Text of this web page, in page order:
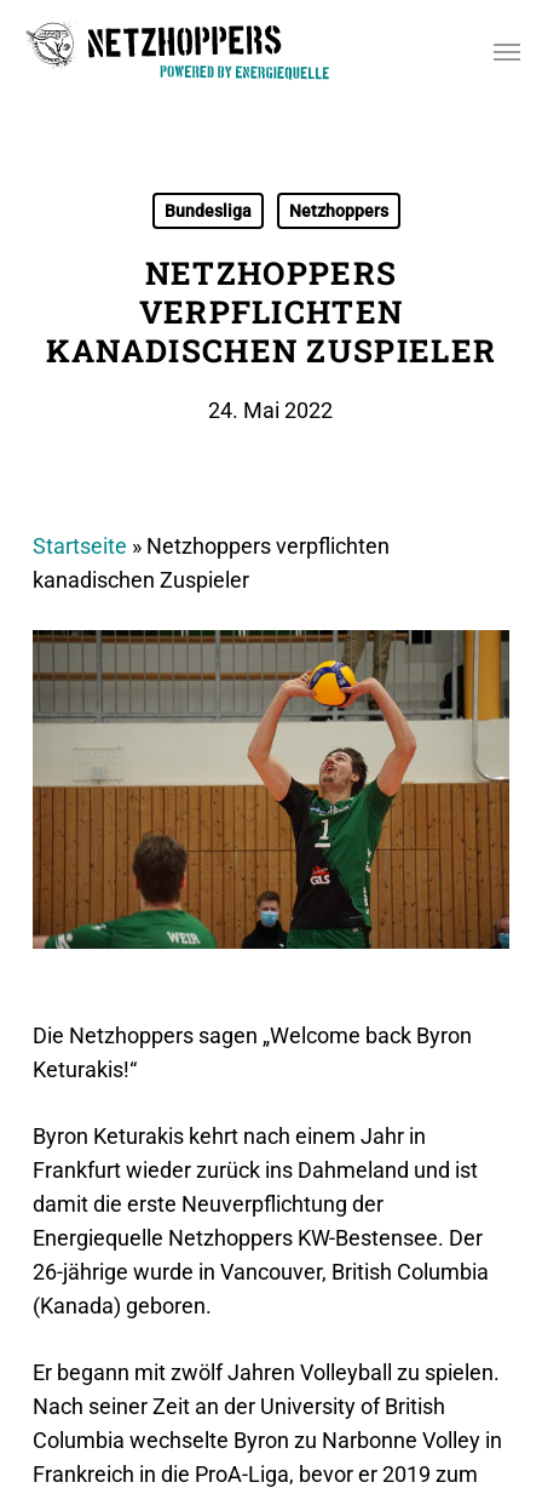
Bundesliga Netzhoppers
NETZHOPPERS
VERPFLICHTEN
KANADISCHEN ZUSPIELER
24. Mai 2022
Startseite » Netzhoppers verpflichten
kanadischen Zuspieler
Die Netzhoppers sagen „Welcome back Byron
Keturakis!“
Byron Keturakis kehrt nach einem Jahr in
Frankfurt wieder zurück ins Dahmeland und ist
damit die erste Neuverpflichtung der
Energiequelle Netzhoppers KW-Bestensee. Der
26-jährige wurde in Vancouver, British Columbia
(Kanada) geboren.
Er begann mit zwölf Jahren Volleyball zu spielen.
Nach seiner Zeit an der University of British
Columbia wechselte Byron zu Narbonne Volley in
Frankreich in die ProA-Liga, bevor er 2019 zum